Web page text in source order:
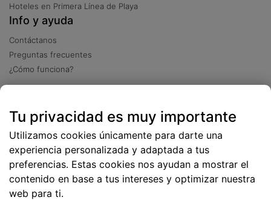
Hoteles en Primera Línea de Playa
Info y ayuda
Contáctanos
Preguntas frecuentes
¿Cómo funciona?
Más de 2 millones de descargas
Tu privacidad es muy importante
Utilizamos cookies únicamente para darte una
experiencia personalizada y adaptada a tus
preferencias. Estas cookies nos ayudan a mostrar el
contenido en base a tus intereses y optimizar nuestra
web para ti.